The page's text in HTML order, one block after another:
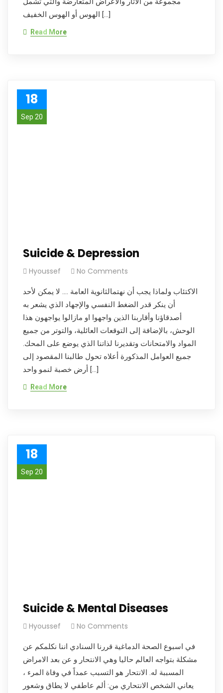
الهوس أو الهوس الخفيف […]
Read More
18
Sep 20
Suicide & Depression
Hyoussef No Comments
الاكتئاب ولماذا يجب أن نهتمالثانوية العامة …. لا يمكن لأحد
أن ينكر قدر الضغط النفسي والإجهاد الذي يشعر به
أصدقاؤنا وأقاربنا الذين واجهوا او مازالوا يواجهون هذا
الوحش، بالإضافة إلى التوقعات العائلية، والتوتر من جميع
المواد والامتحانات وتقديرنا لذاتنا الذي يوضع على المحك.
جميع العوامل المذكورة أعلاه تحول طالبنا المقصود إلى
أرض خصبة لنمو واحد […]
Read More
18
Sep 20
Suicide & Mental Diseases
Hyoussef No Comments
في اسبوع الصحة الدماغية قررنا السنادي اننا نكلمكم عن
مشكلة بتواجه العالم حاليا وهي الانتحار و عن بعد الامراض
المسببة له. الانتحار هو التسبب عمداً في وفاة المرء ،
يعاني الشخص الانتحاري من: ألم عاطفي لا يطاق وشعور